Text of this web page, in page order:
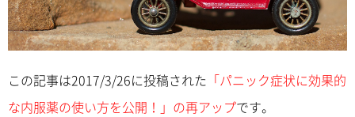
この記事は2017/3/26に投稿された 「パニック症状に効果的
な内服薬の使い方を公開！」の再アップです。